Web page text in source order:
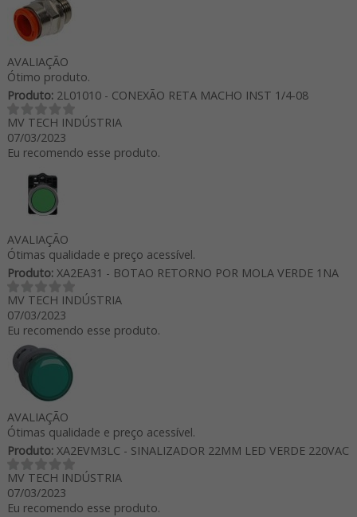
AVALIAÇÃO
Ótimo produto.
Produto:2L01010 - CONEXÃO RETA MACHO INST 1/4-08
MV TECH INDÚSTRIA
07/03/2023
Eu recomendo esse produto.
AVALIAÇÃO
Ótimas qualidade e preço acessível.
Produto:XA2EA31 - BOTAO RETORNO POR MOLA VERDE 1NA
MV TECH INDÚSTRIA
07/03/2023
Eu recomendo esse produto.
AVALIAÇÃO
Ótimas qualidade e preço acessível.
Produto:XA2EVM3LC - SINALIZADOR 22MM LED VERDE 220VAC
MV TECH INDÚSTRIA
07/03/2023
Eu recomendo esse produto.